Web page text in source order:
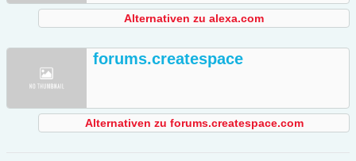
Alternativen zu alexa.com
forums.createspace
Alternativen zu forums.createspace.com